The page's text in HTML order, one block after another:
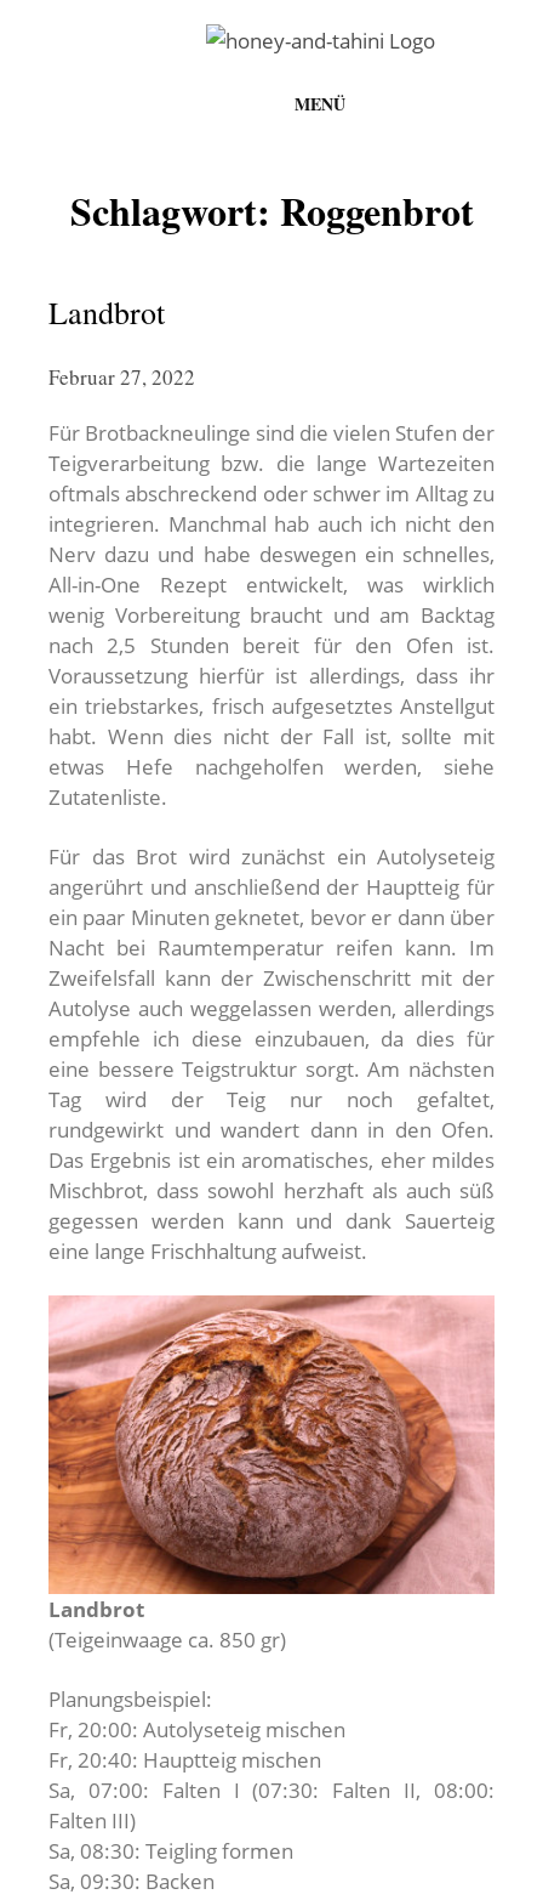
MENÜ
honey-and-tahini
Schlagwort: Roggenbrot
Landbrot
Februar 27, 2022
Für Brotbackneulinge sind die vielen Stufen der
Teigverarbeitung bzw. die lange Wartezeiten
oftmals abschreckend oder schwer im Alltag zu
integrieren. Manchmal hab auch ich nicht den
Nerv dazu und habe deswegen ein schnelles,
All-in-One Rezept entwickelt, was wirklich
wenig Vorbereitung braucht und am Backtag
nach 2,5 Stunden bereit für den Ofen ist.
Voraussetzung hierfür ist allerdings, dass ihr
ein triebstarkes, frisch aufgesetztes Anstellgut
habt. Wenn dies nicht der Fall ist, sollte mit
etwas Hefe nachgeholfen werden, siehe
Zutatenliste.
Für das Brot wird zunächst ein Autolyseteig
angerührt und anschließend der Hauptteig für
ein paar Minuten geknetet, bevor er dann über
Nacht bei Raumtemperatur reifen kann. Im
Zweifelsfall kann der Zwischenschritt mit der
Autolyse auch weggelassen werden, allerdings
empfehle ich diese einzubauen, da dies für
eine bessere Teigstruktur sorgt. Am nächsten
Tag wird der Teig nur noch gefaltet,
rundgewirkt und wandert dann in den Ofen.
Das Ergebnis ist ein aromatisches, eher mildes
Mischbrot, dass sowohl herzhaft als auch süß
gegessen werden kann und dank Sauerteig
eine lange Frischhaltung aufweist.
Landbrot
(Teigeinwaage ca. 850 gr)
Planungsbeispiel:
Fr, 20:00: Autolyseteig mischen
Fr, 20:40: Hauptteig mischen
Sa, 07:00: Falten I (07:30: Falten II, 08:00:
Falten III)
Sa, 08:30: Teigling formen
Sa, 09:30: Backen